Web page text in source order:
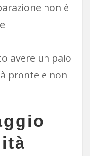
non è
avere un paio
pronte e non